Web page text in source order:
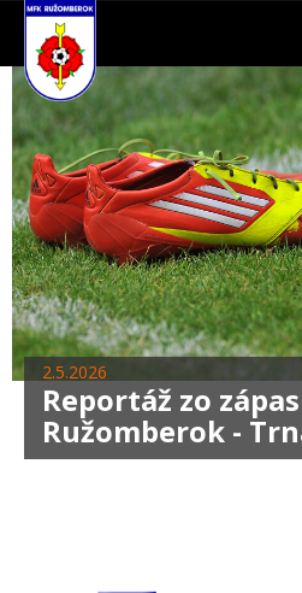
2.5.2026
Reportáž zo
Ružomberok -